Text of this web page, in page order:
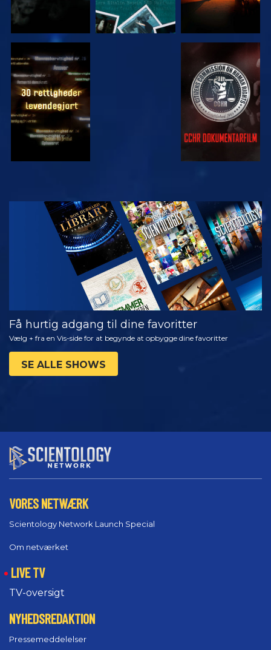
SE SE
SE
UDFORSK
SERIEN
Få hurtig adgang til dine favoritter
Vælg + fra en Vis-side for at begynde at opbygge dine favoritter
SE ALLE SHOWS
VORES NETWÆRK
Scientology Network Launch Special
Om netværket
LIVE TV
TV-oversigt
NYHEDSREDAKTION
Pressemeddelelser